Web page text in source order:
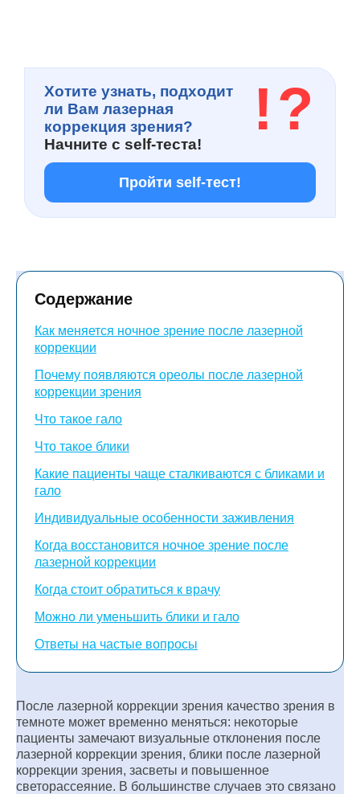
Хотите узнать, подходит
ли Вам лазерная
коррекция зрения?
Начните с self-теста!
!?
Пройти self-тест!
Содержание
Как меняется ночное зрение после лазерной
коррекции
Почему появляются ореолы после лазерной
коррекции зрения
Что такое гало
Что такое блики
Какие пациенты чаще сталкиваются с бликами и
гало
Индивидуальные особенности заживления
Когда восстановится ночное зрение после
лазерной коррекции
Когда стоит обратиться к врачу
Можно ли уменьшить блики и гало
Ответы на частые вопросы
После лазерной коррекции зрения качество зрения в
темноте может временно меняться: некоторые
пациенты замечают визуальные отклонения после
лазерной коррекции зрения, блики после лазерной
коррекции зрения, засветы и повышенное
светорассеяние. В большинстве случаев это связано